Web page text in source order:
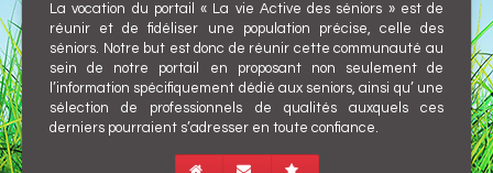
La vocation du portail « La vie Active des séniors » est de
réunir et de fidéliser une population précise, celle des
séniors. Notre but est donc de réunir cette communauté au
sein de notre portail en proposant non seulement de
l’information spécifiquement dédié aux seniors, ainsi qu’ une
sélection de professionnels de qualités auxquels ces
derniers pourraient s’adresser en toute confiance.